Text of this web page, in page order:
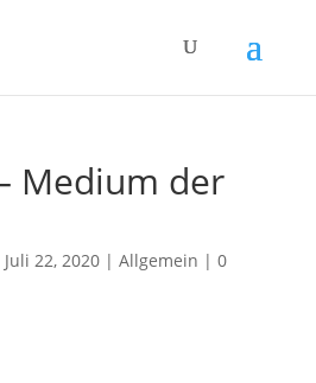
Medium der
Juli 22, 2020| Allgemein | 0